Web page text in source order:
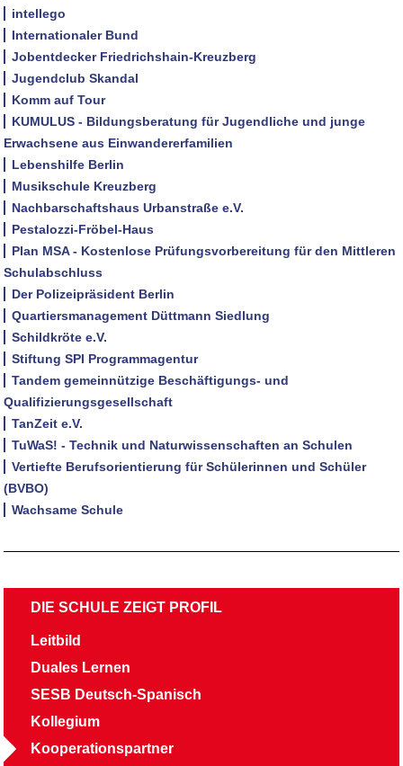
intellego
Internationaler Bund
Jobentdecker Friedrichshain-Kreuzberg
Jugendclub Skandal
Komm auf Tour
KUMULUS - Bildungsberatung für Jugendliche und junge
Erwachsene aus Einwandererfamilien
Lebenshilfe Berlin
Musikschule Kreuzberg
Nachbarschaftshaus Urbanstraße e.V.
Pestalozzi-Fröbel-Haus
Plan MSA - Kostenlose Prüfungsvorbereitung für den Mittleren
Schulabschluss
Der Polizeipräsident Berlin
Quartiersmanagement Düttmann Siedlung
Schildkröte e.V.
Stiftung SPI Programmagentur
Tandem gemeinnützige Beschäftigungs- und
Qualifizierungsgesellschaft
TanZeit e.V.
TuWaS! - Technik und Naturwissenschaften an Schulen
Vertiefte Berufsorientierung für Schülerinnen und Schüler
(BVBO)
Wachsame Schule
NAVIGATION
DIE SCHULE ZEIGT PROFIL
Leitbild
Duales Lernen
SESB Deutsch-Spanisch
Kollegium
Kooperationspartner